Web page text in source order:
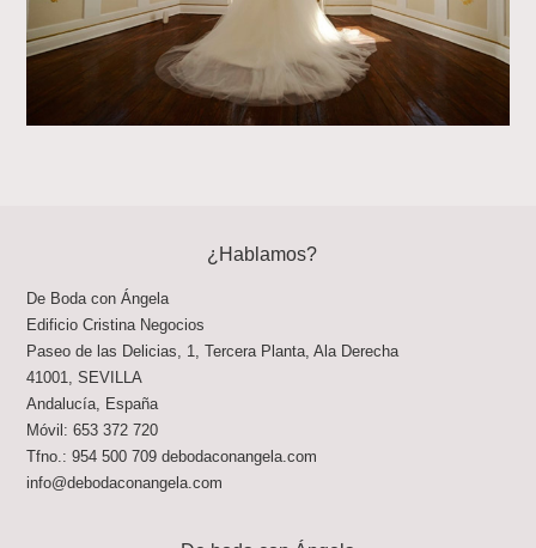
¿Hablamos?
De Boda con Ángela
Edificio Cristina Negocios
Paseo de las Delicias, 1, Tercera Planta, Ala Derecha
41001
,SEVILLA
Andalucía España
Móvil:653 372 720
Tfno.:954 500 709 debodaconangela.com
info@debodaconangela.com